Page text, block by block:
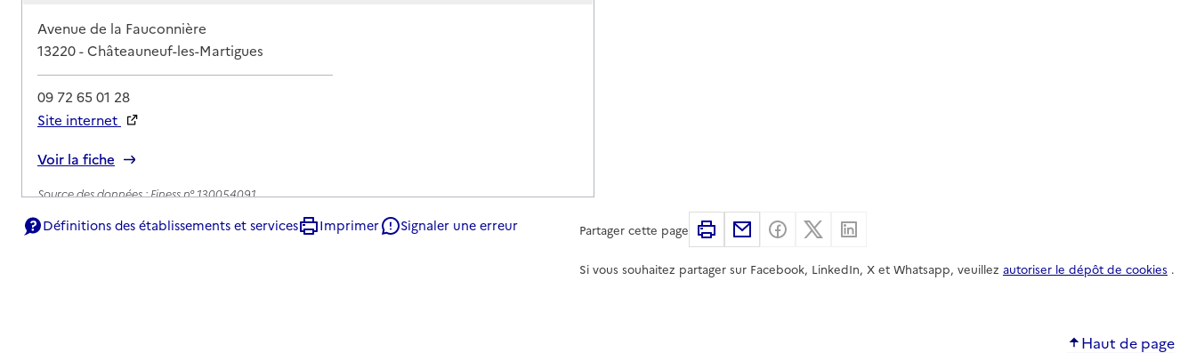
Adresse
Avenue de la Fauconnière
13220-Châteauneuf-les-Martigues
09 72 65 01 28
Site internet
Voir la fiche
Source des données : Finess n° 130054091
Définitions des établissements et services Imprimer Signaler une erreur Partager cette page ImprimerPartager par email
Partager sur Facebook
Partager sur X
Si vous souhaitez partager sur Facebook, LinkedIn, X et Whatsapp, veuillez autoriser le dépôt de cookies .
Haut de page